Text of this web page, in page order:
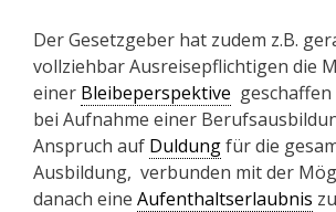
Der Gesetzgeber hat zudem z.B.
vollziehbar Ausreisepflichtigen die
einer Bleibeperspektive
bei Aufnahme einer
Anspruch auf Duldungfür die
Ausbildung, verbunden mit der
danach eine Aufenthaltserlaubnis